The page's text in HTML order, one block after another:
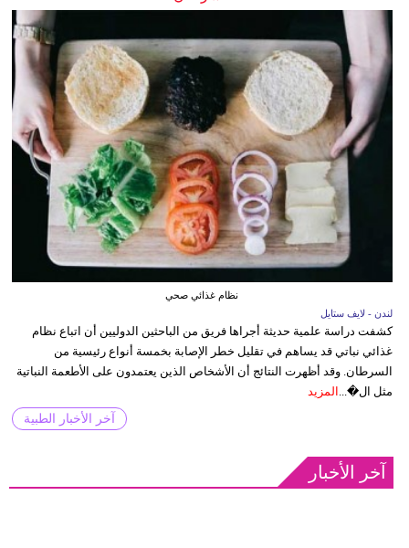
نظام غذائي صحي
لندن - لايف ستايل
كشفت دراسة علمية حديثة أجراها فريق من الباحثين الدوليين أن اتباع نظام
غذائي نباتي قد يساهم في تقليل خطر الإصابة بخمسة أنواع رئيسية من
السرطان. وقد أظهرت النتائج أن الأشخاص الذين يعتمدون على الأطعمة النباتية
مثل ال�...
المزيد
آخر الأخبار الطبية
آخر الأخبار